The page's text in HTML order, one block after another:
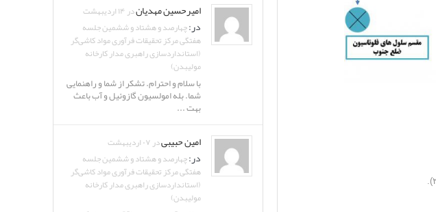
امیرحسین مهدیاندر ۱۴ اردیبهشت
در:چهارصد و هشتاد و ششمین جلسه
هفتگی مرکز تحقیقات فرآوری مواد کاشی‌گر
(استانداردسازی راهبری مدار کارخانه
مولیبدن)
با سلام و احترام. تشکر از شما و راهنمایی
شما. بله امولسیون گازوئیل و آب باعث
بهت ...
امین حبیبیدر ۰۷ اردیبهشت
در:چهارصد و هشتاد و ششمین جلسه
هفتگی مرکز تحقیقات فرآوری مواد کاشی‌گر
(استانداردسازی راهبری مدار کارخانه
مولیبدن)